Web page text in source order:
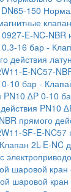
150
E-NC-NBR
16 бар -
действия
E-NC57-
10 бар -
PN10 ∆P 0-10
PN10
прямого
SF-E-NC57
2L-E-NC
шаровой
шаровой